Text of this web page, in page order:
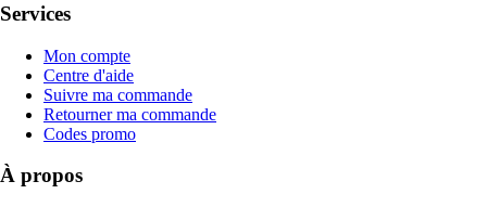
Services
Mon compte
Centre d'aide
Suivre ma commande
Retourner ma commande
Codes promo
À propos